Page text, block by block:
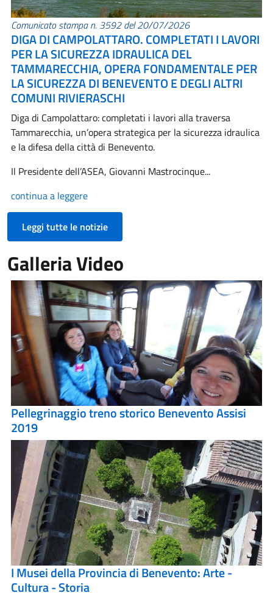
Comunicato stampa n. 3592 del 20/07/2026
DIGA DI CAMPOLATTARO. COMPLETATI I LAVORI
PER LA SICUREZZA IDRAULICA DEL
TAMMARECCHIA, OPERA FONDAMENTALE PER
LA SICUREZZA DI BENEVENTO E DEGLI ALTRI
COMUNI RIVIERASCHI
Diga di Campolattaro: completati i lavori alla traversa
Tammarecchia, un’opera strategica per la sicurezza idraulica
e la difesa della città di Benevento.
Il Presidente dell’ASEA, Giovanni Mastrocinque...
continua a leggere
Leggi tutte le notizie
Galleria Video
Pellegrinaggio treno storico Benevento Assisi
2019
I Musei della Provincia di Benevento: Arte -
Cultura - Storia